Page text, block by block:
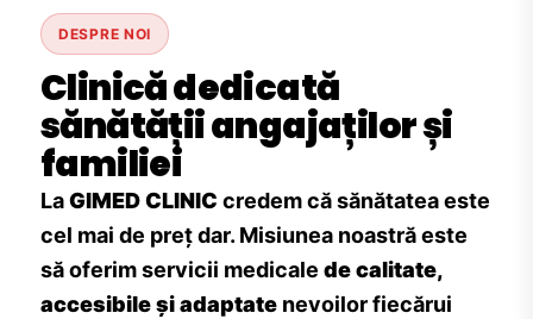
DESPRE NOI
Clinică dedicată
sănătății angajaților și
familiei
LaGIMED CLINIC credem că sănătatea este
cel mai de preț dar. Misiunea noastră este
să oferim servicii medicale de calitate,
accesibile și adaptate nevoilor fiecărui